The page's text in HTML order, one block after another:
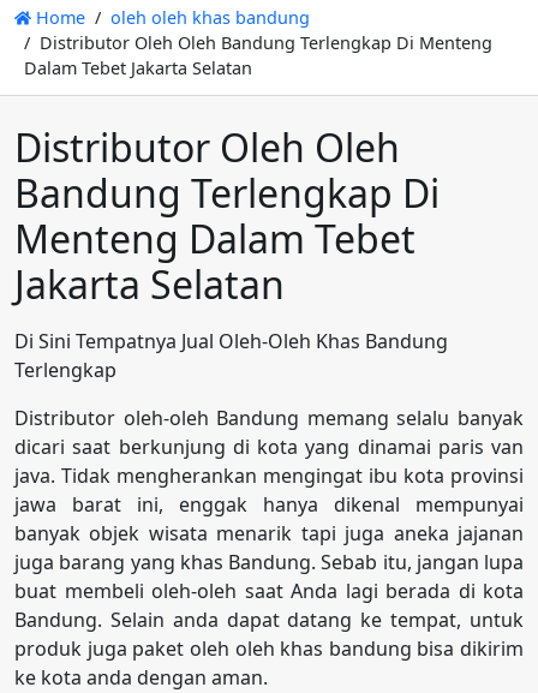
Home
oleh oleh khas bandung
Distributor Oleh Oleh Bandung Terlengkap Di Menteng
Dalam Tebet Jakarta Selatan
Distributor Oleh Oleh
Bandung Terlengkap Di
Menteng Dalam Tebet
Jakarta Selatan
Di Sini Tempatnya Jual Oleh-Oleh Khas Bandung
Terlengkap
Distributor oleh-oleh Bandung memang selalu banyak
dicari saat berkunjung di kota yang dinamai paris van
java. Tidak mengherankan mengingat ibu kota provinsi
jawa barat ini, enggak hanya dikenal mempunyai
banyak objek wisata menarik tapi juga aneka jajanan
juga barang yang khas Bandung. Sebab itu, jangan lupa
buat membeli oleh-oleh saat Anda lagi berada di kota
Bandung. Selain anda dapat datang ke tempat, untuk
produk juga paket oleh oleh khas bandung bisa dikirim
ke kota anda dengan aman.